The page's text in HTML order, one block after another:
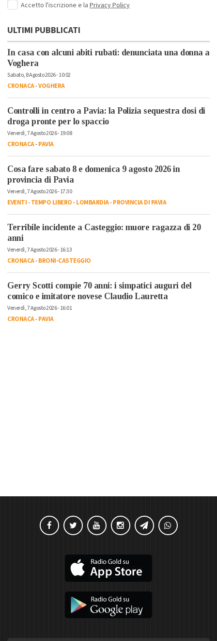
Accetto l'iscrizione e la Privacy Policy
ULTIMI PUBBLICATI
In casa con alcuni abiti rubati: denunciata una donna a
Voghera
Sabato, 8 Agosto 2026 - 10:02
CRONACA-VOGHERA
Controlli in centro a Pavia: la Polizia sequestra dosi di
droga pronte per lo spaccio
Venerdì, 7 Agosto 2026 - 19:08
CRONACA-PAVIA
Cosa fare sabato 8 e domenica 9 agosto 2026 in
provincia di Pavia
Venerdì, 7 Agosto 2026 - 17:30
EVENTI-TEMPO LIBERO-LOMBARDIA-PROVINCIA DI PAVIA
Terribile incidente a Casteggio: muore ragazza di 20
anni
Venerdì, 7 Agosto 2026 - 16:13
CRONACA-BRONI-CASTEGGIO
Gerry Scotti compie 70 anni: i simpatici auguri del
comico e imitatore novese Claudio Lauretta
Venerdì, 7 Agosto 2026 - 16:01
CRONACA-PAVIA